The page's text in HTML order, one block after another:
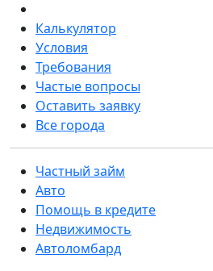
Калькулятор
Условия
Требования
Частые вопросы
Оставить заявку
Все города
Частный займ
Авто
Помощь в кредите
Недвижимость
Автоломбард